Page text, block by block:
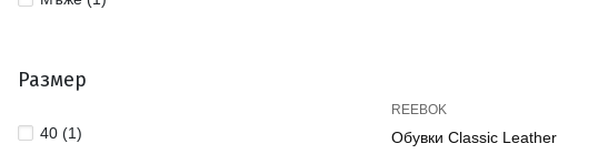
Размер
40 (1)
REEBOK
Обувки Classic Leather